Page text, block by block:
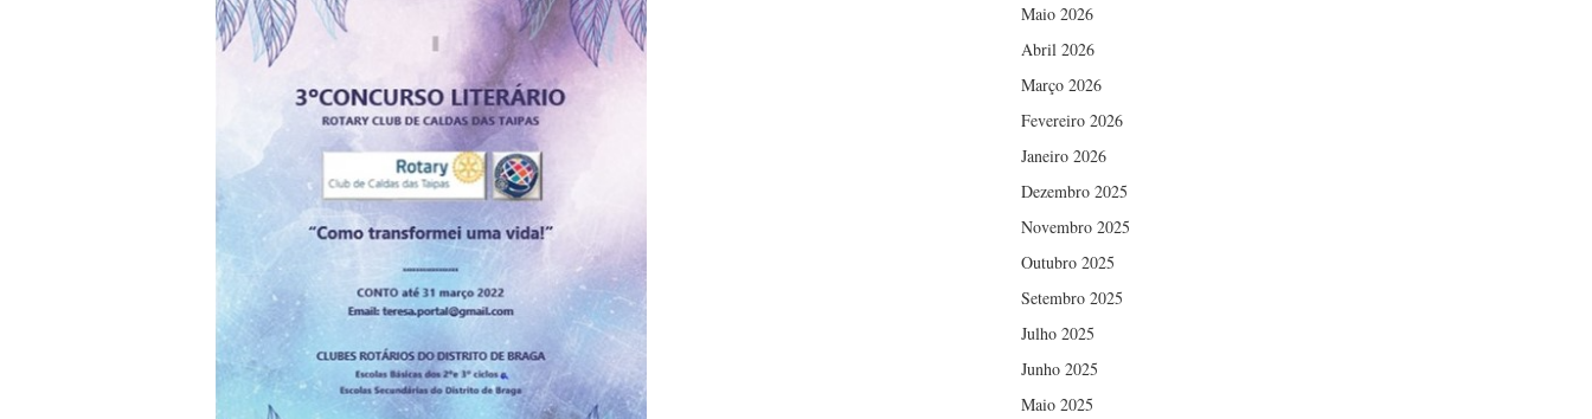
Maio 2026
Abril 2026
Março 2026
Fevereiro 2026
Janeiro 2026
Dezembro 2025
Novembro 2025
Outubro 2025
Setembro 2025
Julho 2025
Junho 2025
Maio 2025